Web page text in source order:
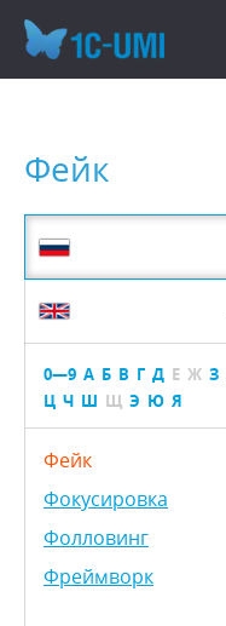
Фейк
0—9 А Б В Г Д Е Ж З
Ц Ч Ш Щ Э Ю Я
Фейк
Фокусировка
Фолловинг
Фреймворк